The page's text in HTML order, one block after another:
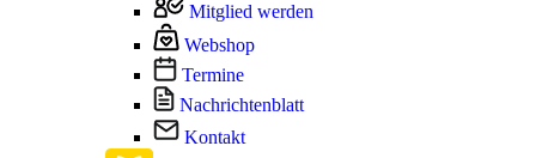
Mitglied werden
Webshop
Termine
Nachrichtenblatt
Kontakt